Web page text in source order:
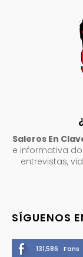
Saleros En
e informativa
entrevistas,
SÍGUENOS
131,586 Fans